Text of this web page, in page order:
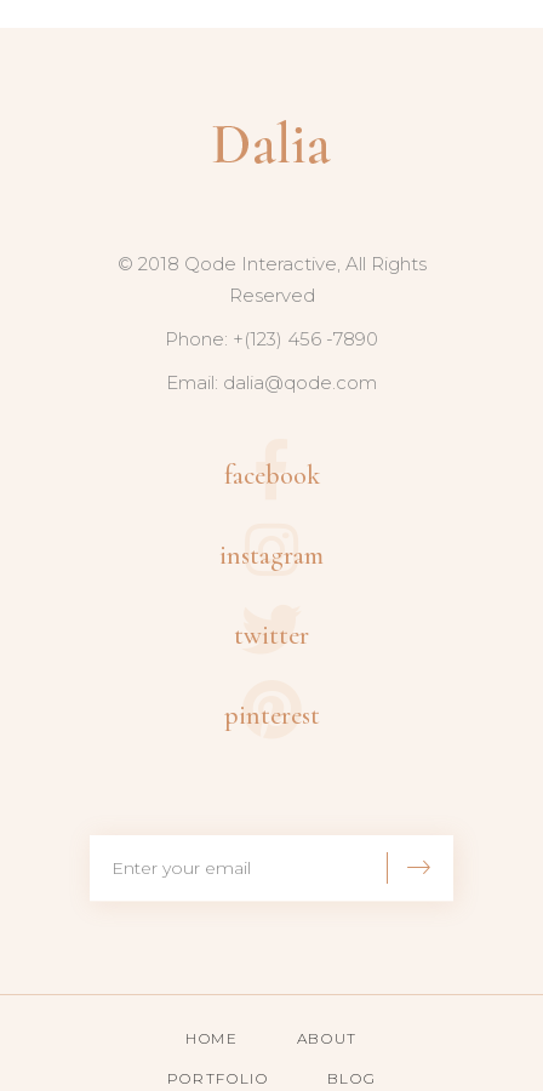
© 2018 Qode Interactive, All Rights
Reserved
Phone: +(123) 456 -7890
Email: dalia@qode.com
facebook
instagram
twitter
pinterest
HOME ABOUT
PORTFOLIO BLOG